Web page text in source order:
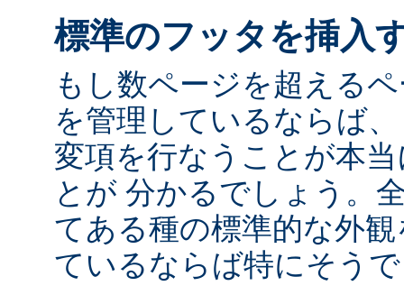
標準のフッタを挿入
もし数ページを超える
を管理しているならば
変項を行なうことが本
とが 分かるでしょう。
てある種の標準的な外
ているならば特にそう